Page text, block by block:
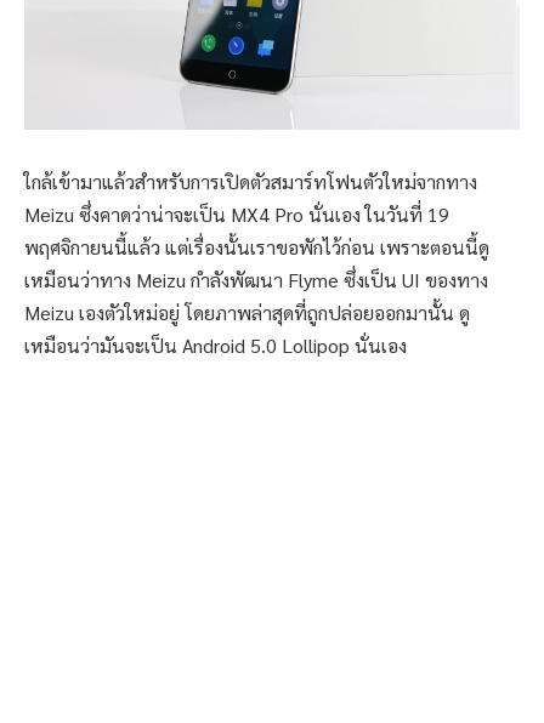
ใกล้เข้ามาแล้วสำหรับการเปิดตัวสมาร์ทโฟนตัวใหม่จากทาง
Meizu ซึ่งคาดว่าน่าจะเป็น MX4 Pro นั่นเอง ในวันที่ 19
พฤศจิกายนนี้แล้ว แต่เรื่องนั้นเราขอพักไว้ก่อน เพราะตอนนี้ดู
เหมือนว่าทาง Meizu กำลังพัฒนา Flyme ซึ่งเป็น UI ของทาง
Meizu เองตัวใหม่อยู่ โดยภาพล่าสุดที่ถูกปล่อยออกมานั้น ดู
เหมือนว่ามันจะเป็น Android 5.0 Lollipop นั่นเอง